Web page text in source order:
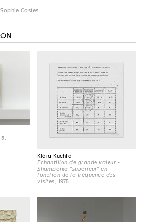
Costes
5
Klára Kuchta
Echantillon de grande valeur -
Shampoing "supérieur" en
fonction de la fréquence des
visites , 1975